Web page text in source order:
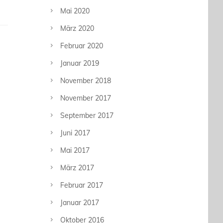
Mai 2020
März 2020
Februar 2020
Januar 2019
November 2018
November 2017
September 2017
Juni 2017
Mai 2017
März 2017
Februar 2017
Januar 2017
Oktober 2016